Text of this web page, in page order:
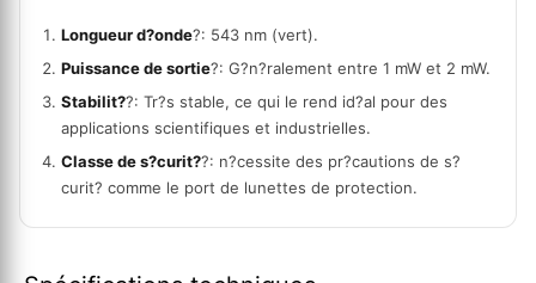
Longueur d?onde?: 543 nm (vert).
Puissance de sortie?: G?n?ralement entre 1 mW et 2 mW.
Stabilit??: Tr?s stable, ce qui le rend id?al pour des
applications scientifiques et industrielles.
Classe de s?curit??: n?cessite des pr?cautions de s?
curit? comme le port de lunettes de protection.